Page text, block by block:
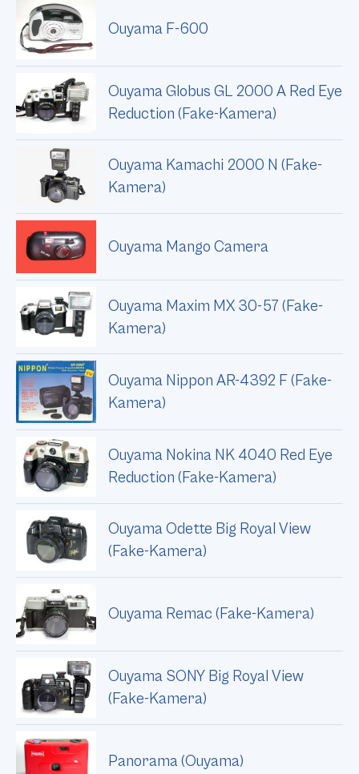
Ouyama F-600
Ouyama Globus GL 2000 A Red Eye
Reduction (Fake-Kamera)
Ouyama Kamachi 2000 N (Fake-
Kamera)
Ouyama Mango Camera
Ouyama Maxim MX 30-57 (Fake-
Kamera)
Ouyama Nippon AR-4392 F (Fake-
Kamera)
Ouyama Nokina NK 4040 Red Eye
Reduction (Fake-Kamera)
Ouyama Odette Big Royal View
(Fake-Kamera)
Ouyama Remac (Fake-Kamera)
Ouyama SONY Big Royal View
(Fake-Kamera)
Panorama (Ouyama)